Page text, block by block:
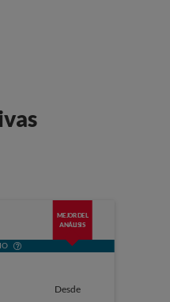
MEJOR DEL
ANÁLISIS
Desde